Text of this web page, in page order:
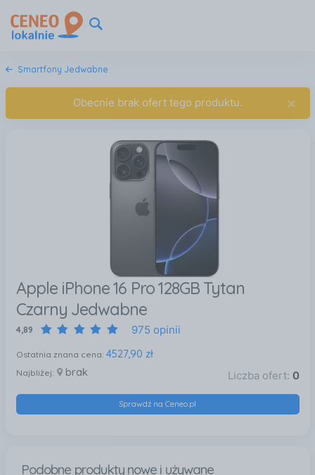
Smartfony Jedwabne
Obecnie brak ofert tego produktu. ×
Apple iPhone 16 Pro 128GB Tytan
Czarny Jedwabne
4,89 975 opinii
Ostatnia znana cena: 4527,90 zł
Najbliżej: brak Liczba ofert: 0
Sprawdź na Ceneo.pl
Podobne produkty nowe i używane